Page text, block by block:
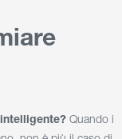
intelligente?Quando i